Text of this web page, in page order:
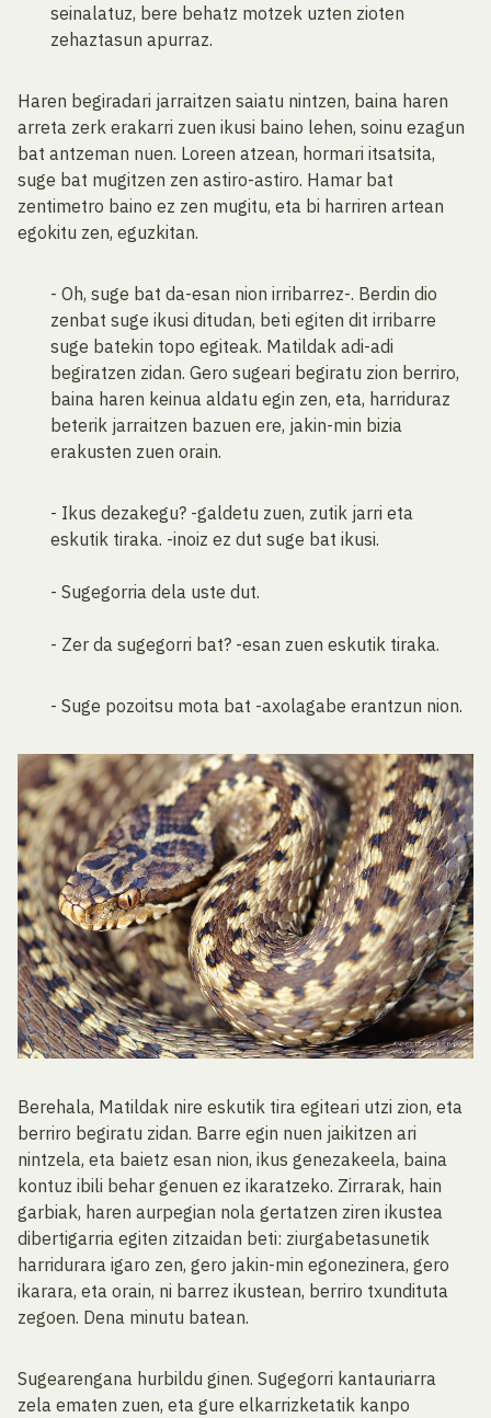
seinalatuz, bere behatz motzek uzten zioten
zehaztasun apurraz.
Haren begiradari jarraitzen saiatu nintzen, baina haren
arreta zerk erakarri zuen ikusi baino lehen, soinu ezagun
bat antzeman nuen. Loreen atzean, hormari itsatsita,
suge bat mugitzen zen astiro-astiro. Hamar bat
zentimetro baino ez zen mugitu, eta bi harriren artean
egokitu zen, eguzkitan.
- Oh, suge bat da-esan nion irribarrez-. Berdin dio
zenbat suge ikusi ditudan, beti egiten dit irribarre
suge batekin topo egiteak. Matildak adi-adi
begiratzen zidan. Gero sugeari begiratu zion berriro,
baina haren keinua aldatu egin zen, eta, harriduraz
beterik jarraitzen bazuen ere, jakin-min bizia
erakusten zuen orain.
- Ikus dezakegu? -galdetu zuen, zutik jarri eta
eskutik tiraka. -inoiz ez dut suge bat ikusi.
- Sugegorria dela uste dut.
- Zer da sugegorri bat? -esan zuen eskutik tiraka.
- Suge pozoitsu mota bat -axolagabe erantzun nion.
Berehala, Matildak nire eskutik tira egiteari utzi zion, eta
berriro begiratu zidan. Barre egin nuen jaikitzen ari
nintzela, eta baietz esan nion, ikus genezakeela, baina
kontuz ibili behar genuen ez ikaratzeko. Zirrarak, hain
garbiak, haren aurpegian nola gertatzen ziren ikustea
dibertigarria egiten zitzaidan beti: ziurgabetasunetik
harridurara igaro zen, gero jakin-min egonezinera, gero
ikarara, eta orain, ni barrez ikustean, berriro txundituta
zegoen. Dena minutu batean.
Sugearengana hurbildu ginen. Sugegorri kantauriarra
zela ematen zuen, eta gure elkarrizketatik kanpo